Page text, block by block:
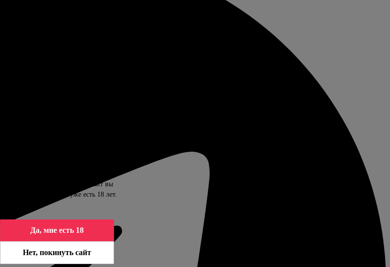
совершеннолетних. Входя на сайт вы
подтверждаете, что вам уже есть 18 лет.
Да, мне есть 18
Нет, покинуть сайт